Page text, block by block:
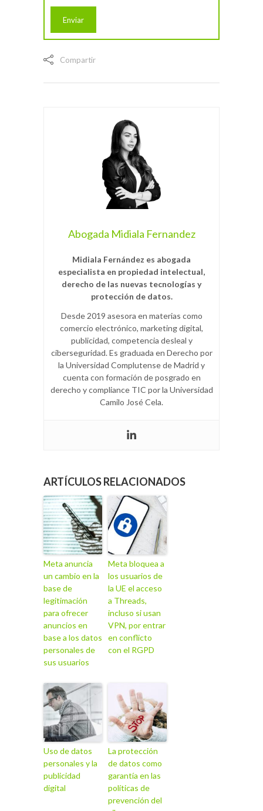
Compartir
Abogada Midiala Fernandez
Midiala Fernández es abogada
especialista en propiedad intelectual,
derecho de las nuevas tecnologías y
protección de datos.
Desde 2019 asesora en materias como
comercio electrónico, marketing digital,
publicidad, competencia desleal y
ciberseguridad. Es graduada en Derecho por
la Universidad Complutense de Madrid y
cuenta con formación de posgrado en
derecho y compliance TIC por la Universidad
Camilo José Cela.
ARTÍCULOS RELACIONADOS
Meta anuncia
un cambio en la
base de
legitimación
para ofrecer
anuncios en
base a los datos
personales de
sus usuarios
Meta bloquea a
los usuarios de
la UE el acceso
a Threads,
incluso si usan
VPN, por entrar
en conflicto
con el RGPD
Uso de datos
personales y la
publicidad
digital
La protección
de datos como
garantía en las
políticas de
prevención del